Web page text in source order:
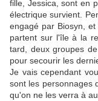
fille, Jessica, sont en
électrique survient.
engagé par Biosyn,
partent sur l'île à la
tard, deux groupes
pour secourir les
Je vais cependant
sont les personnages
qu'on ne les verra à